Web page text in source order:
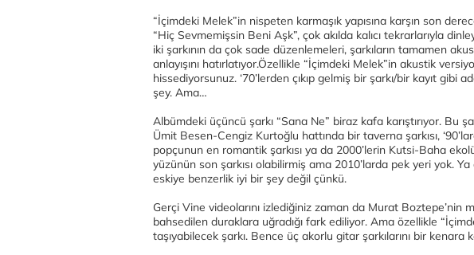
“İçimdeki Melek”in nispeten karmaşık yapısına karşın son
“Hiç Sevmemişsin Beni Aşk”, çok akılda kalıcı tekrarlarıyla
iki şarkının da çok sade düzenlemeleri, şarkıların tamamen
anlayışını hatırlatıyor.Özellikle “İçimdeki Melek”in akustik
hissediyorsunuz. ‘70’lerden çıkıp gelmiş bir şarkı/bir kayıt gibi
şey. Ama…
Albümdeki üçüncü şarkı “Sana Ne” biraz kafa karıştırıyor. Bu
Ümit Besen-Cengiz Kurtoğlu hattında bir taverna şarkısı,
popçunun en romantik şarkısı ya da 2000’lerin Kutsi-Baha
yüzünün son şarkısı olabilirmiş ama 2010’larda pek yeri yok.
eskiye benzerlik iyi bir şey değil çünkü.
Gerçi Vine videolarını izlediğiniz zaman da Murat Boztepe’nin
bahsedilen duraklara uğradığı fark ediliyor. Ama özellikle
taşıyabilecek şarkı. Bence üç akorlu gitar şarkılarını bir